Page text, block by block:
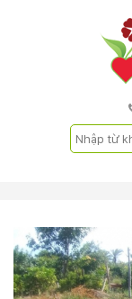
SẢN